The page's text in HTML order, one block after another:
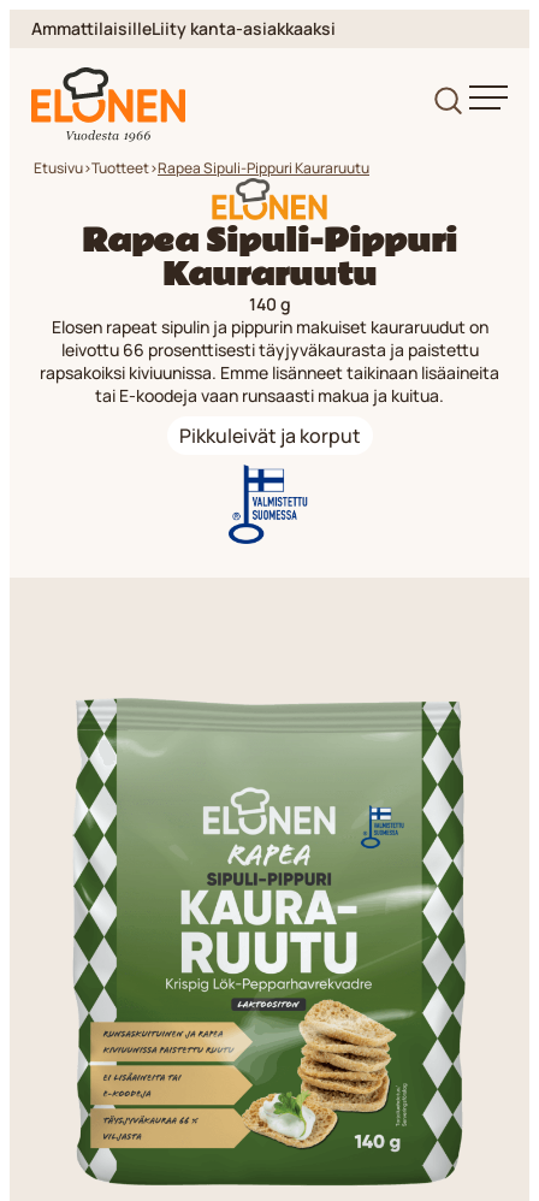
Siirry
sisältöön
AmmattilaisilleLiity kanta-asiakkaaksi
Elonen
Etusivu>Tuotteet>Rapea Sipuli-Pippuri Kauraruutu
Rapea Sipuli-Pippuri
Kauraruutu
140 g
Elosen rapeat sipulin ja pippurin makuiset kauraruudut on
leivottu 66 prosenttisesti täyjyväkaurasta ja paistettu
rapsakoiksi kiviuunissa. Emme lisänneet taikinaan lisäaineita
tai E-koodeja vaan runsaasti makua ja kuitua.
Pikkuleivät ja korput